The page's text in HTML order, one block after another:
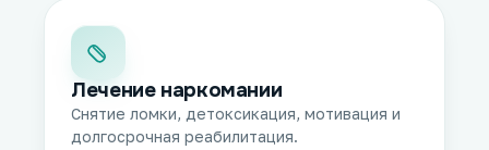
Лечение наркомании
Снятие ломки, детоксикация, мотивация и
долгосрочная реабилитация.